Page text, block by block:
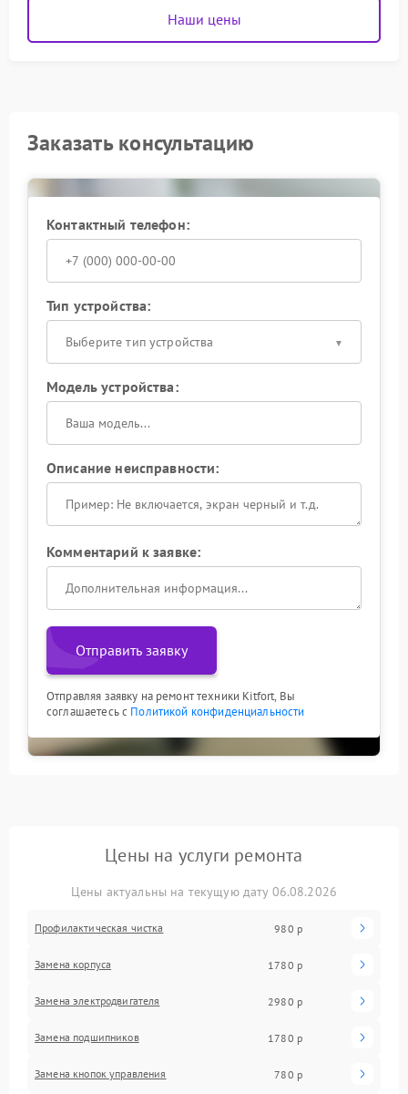
Наши цены
Заказать консультацию
Контактный телефон:
Тип устройства:
Выберите тип устройства
Модель устройства:
Описание неисправности:
Комментарий к заявке:
Отправить заявку
Отправляя заявку на ремонт техники Kitfort, Вы
соглашаетесь с Политикой конфиденциальности
Цены на услуги ремонта
Цены актуальны на текущую дату 06.08.2026
Профилактическая чистка 980 р
Замена корпуса 1780 р
Замена электродвигателя 2980 р
Замена подшипников 1780 р
Замена кнопок управления 780 р